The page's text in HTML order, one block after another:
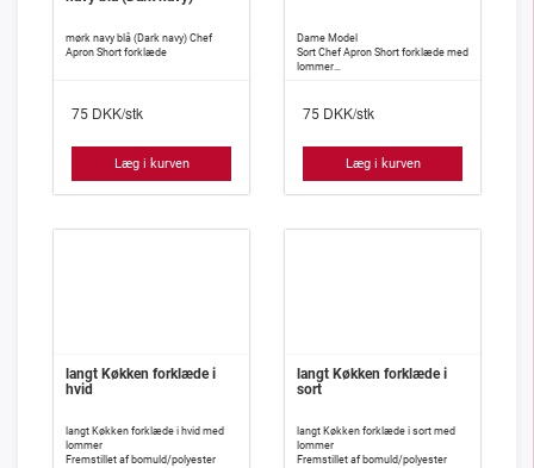
mørk navy blå (Dark navy) Chef
Apron Short forklæde
75 DKK/stk
Læg i kurven
Dame Model
Sort Chef Apron Short forklæde med
lommer
75 DKK/stk
Læg i kurven
langt Køkken forklæde i
hvid
langt Køkken forklæde i hvid med
lommer
Fremstillet af bomuld/polyester
langt Køkken forklæde i
sort
langt Køkken forklæde i sort med
lommer
Fremstillet af bomuld/polyester